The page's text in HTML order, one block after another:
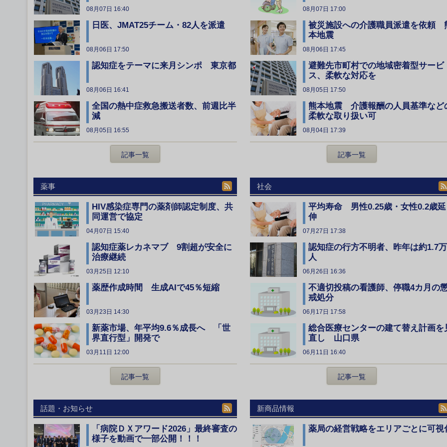
08月07日 16:40
日医、JMAT25チーム・82人を派遣
08月06日 17:50
認知症をテーマに来月シンポ 東京都
08月06日 16:41
全国の熱中症救急搬送者数、前週比半
減
08月05日 16:55
記事一覧
08月07日 17:00
被災施設への介護職員派遣を依頼
本地震
08月06日 17:45
避難先市町村での地域密着型サービ
ス、柔軟な対応を
08月05日 17:50
熊本地震 介護報酬の人員基準など
柔軟な取り扱い可
08月04日 17:39
記事一覧
薬事
HIV感染症専門の薬剤師認定制度、共
同運営で協定
04月07日 15:40
認知症薬レカネマブ 9割超が安全に
治療継続
03月25日 12:10
薬歴作成時間 生成AIで45％短縮
03月23日 14:30
新薬市場、年平均9.6％成長へ 「世
界直行型」開発で
03月11日 12:00
記事一覧
社会
平均寿命 男性0.25歳・女性0.2歳延
伸
07月27日 17:38
認知症の行方不明者、昨年は約1.7万
人
06月26日 16:36
不適切投稿の看護師、停職4カ月の
戒処分
06月17日 17:58
総合医療センターの建て替え計画を
直し 山口県
06月11日 16:40
記事一覧
話題・お知らせ
「病院ＤＸアワード2026」最終審査の
様子を動画で一部公開！！！
新商品情報
薬局の経営戦略をエリアごとに可視